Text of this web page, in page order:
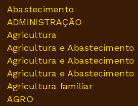
Abastecimento
ADMINISTRAÇÃO
Agricultura
Agricultura e Abastecimento
Agricultura e Abastecimento
Agricultura e Abastecimento
Agricultura familiar
AGRO